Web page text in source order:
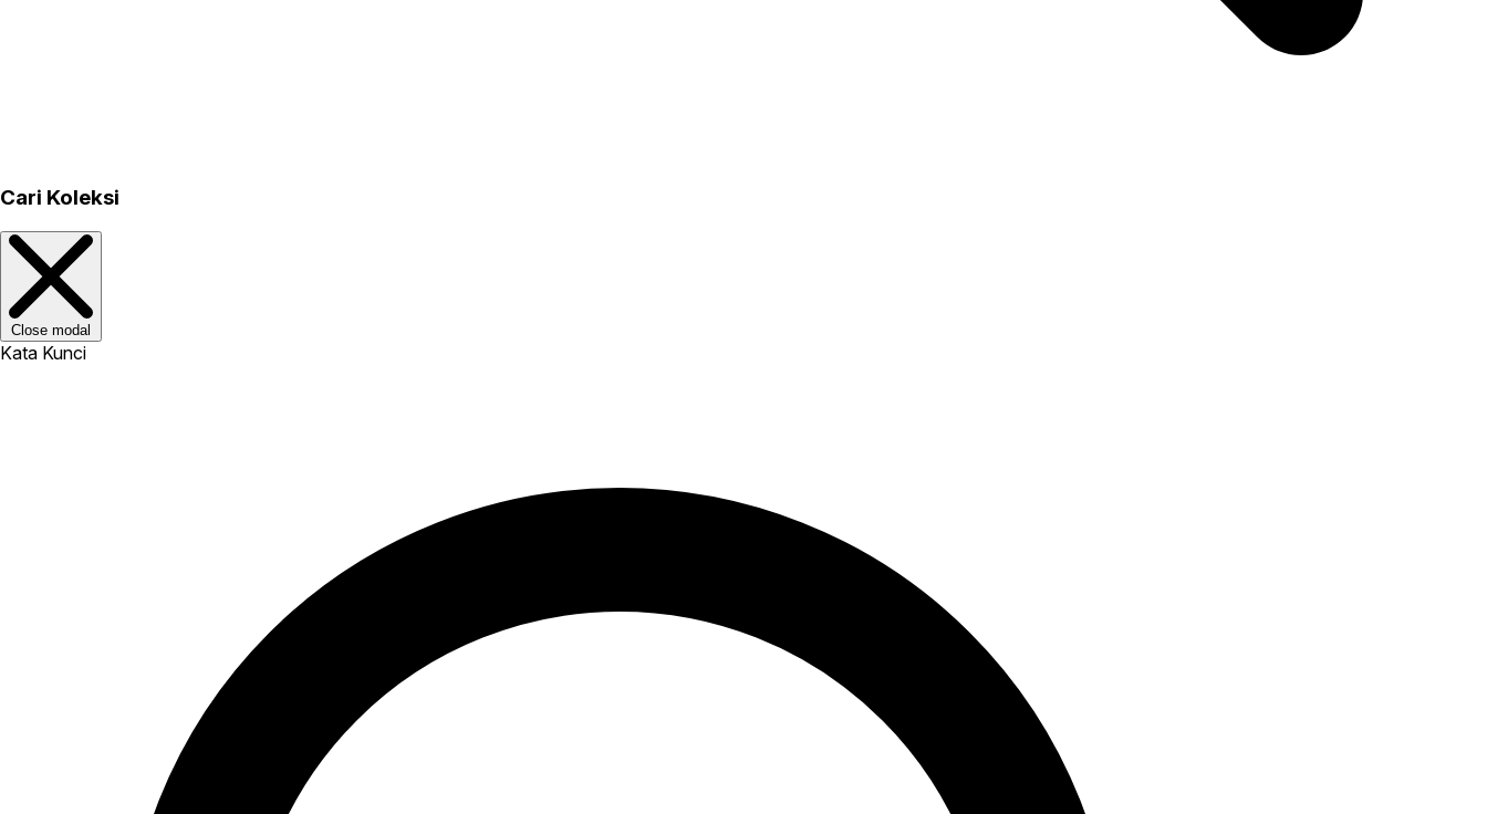
Cari Koleksi
Close modal
Kata Kunci